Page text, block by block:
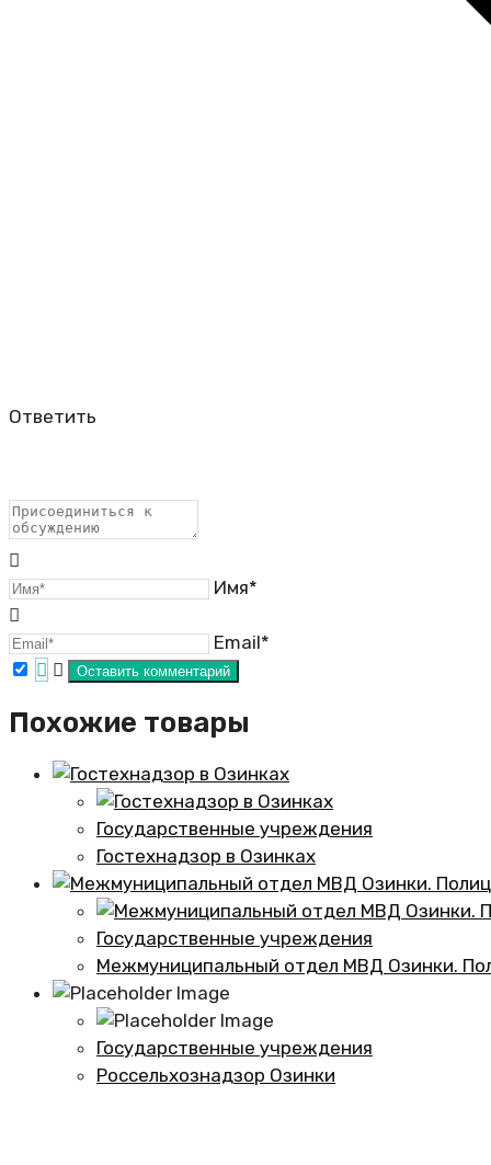
Ответить
Имя*
Email*
Похожие товары
Государственные учреждения
Гостехнадзор в Озинках
Государственные учреждения
Межмуниципальный отдел МВД Озинки.
Государственные учреждения
Россельхознадзор Озинки